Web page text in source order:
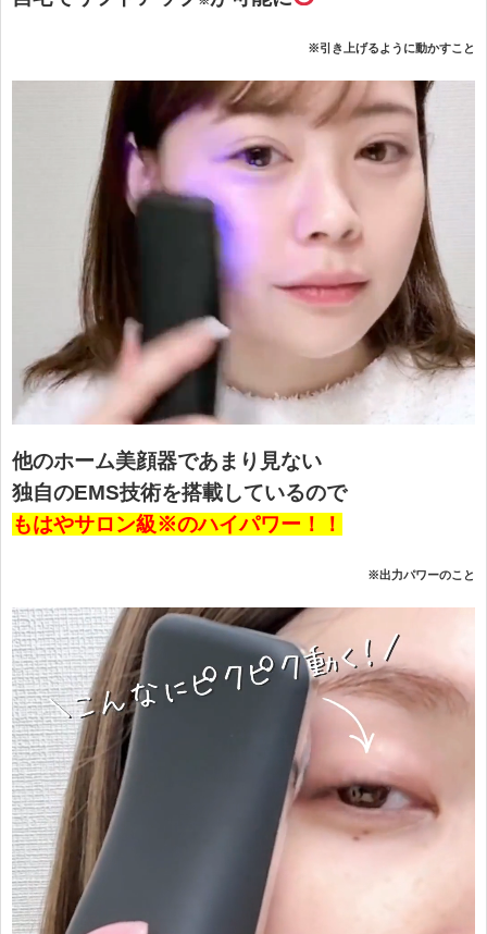
※引き上げるように動かすこと
他のホーム美顔器であまり見ない
独自のEMS技術を搭載しているので
もはやサロン級※のハイパワー！！
※出力パワーのこと